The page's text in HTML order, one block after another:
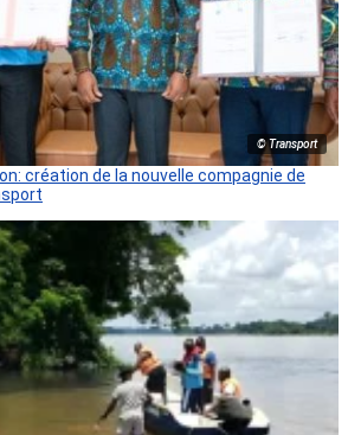
© Transport
création de la nouvelle compagnie de